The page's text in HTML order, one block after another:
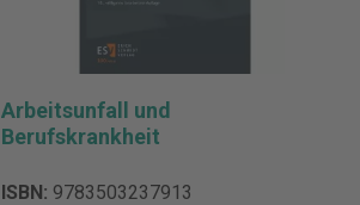
Arbeitsunfall und
Berufskrankheit
ISBN: 9783503237913